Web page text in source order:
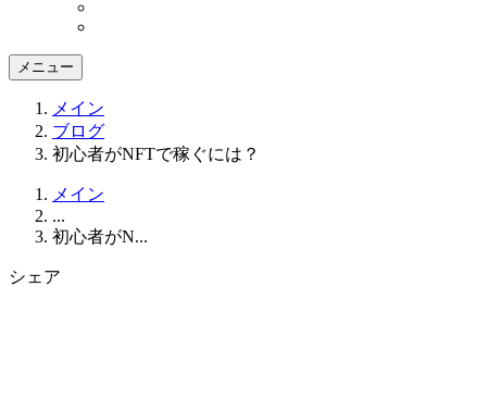
メニュー
メイン
ブログ
初心者がNFTで稼ぐには？
メイン
...
初心者がN...
シェア